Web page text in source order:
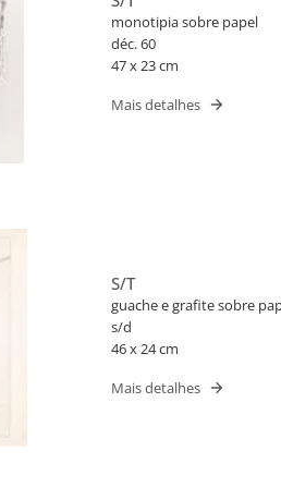
monotipia sobre papel
déc. 60
47 x 23 cm
Mais detalhes
S/T
guache e grafite sobre
s/d
46 x 24 cm
Mais detalhes